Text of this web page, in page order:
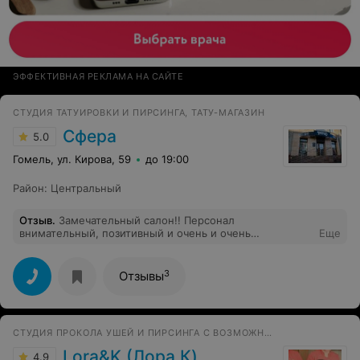
ЭФФЕКТИВНАЯ РЕКЛАМА НА САЙТЕ
CТУДИЯ ТАТУИРОВКИ И ПИРСИНГА, ТАТУ-МАГАЗИН
5.0 Сфера
Гомель, ул. Кирова, 59 до 19:00
Район: Центральный
Отзыв. Замечательный салон!! Персонал
внимательный, позитивный и очень и очень
нюансы! Мастера своего дела с многолетним опытом
работы!! Спасибо большое за вашу работу!!! Всем
рекомендую только эту студию татуировки!!
Еще
Отзывы3
СТУДИЯ ПРОКОЛА УШЕЙ И ПИРСИНГА С ВОЗМОЖНОСТЬЮ ВЫЕЗДА НА ДОМ
4.9